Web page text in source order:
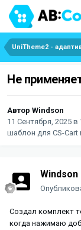
Не
Автор Windson
11 Сентября, 2025 в
шаблон для CS-Cart
Windson
Создал комплект
когда нажимаю